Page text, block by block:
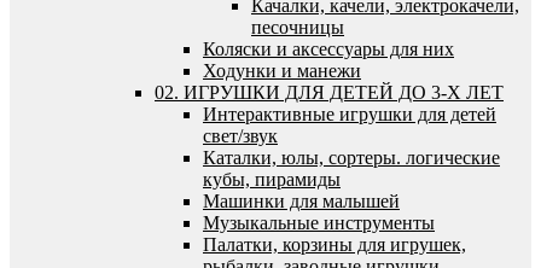
Качалки, качели, электрокачели,
песочницы
Коляски и аксессуары для них
Ходунки и манежи
02. ИГРУШКИ ДЛЯ ДЕТЕЙ ДО 3-Х ЛЕТ
Интерактивные игрушки для детей
свет/звук
Каталки, юлы, сортеры. логические
кубы, пирамиды
Машинки для малышей
Музыкальные инструменты
Палатки, корзины для игрушек,